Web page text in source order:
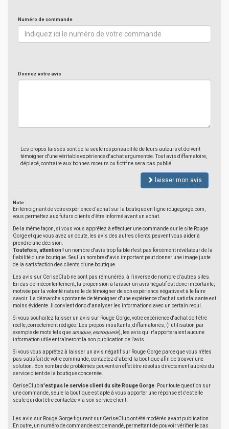
Numéro de commande
Donnez votre avis
Les propos laissés sont de la seule responsabilité de leurs auteurs et doivent
témoigner d'une véritable expérience d'achat argumentée. Tout avis diffamatoire,
déplacé, contraire aux bonnes moeurs ou fictif ne sera pas publié
laisser mon avis
Note :
En témoignant de votre expérience d'achat sur la boutique en ligne rougegorge.com,
vous permettez aux futurs clients d'être informé avant un achat.
De la même façon, si vous vous apprêtez à effectuer une commande sur le site Rouge
Gorge et que vous avez un doute, les avis des autres clients peuvent vous aider à
prendre une décision.
Toutefois, attention ! un nombre d'avis trop faible n'est pas forcément révélateur de la
fiabilité d'une boutique. Seul un nombre d'avis important peut donner une image juste
de la satisfaction des clients d'une boutique.
Les avis sur CeriseClub ne sont pas rémunérés, à l'inverse de nombre d'autres sites.
En cas de mécontentement, la propension à laisser un avis négatif est donc importante,
motivée par la volonté naturelle de témoigner de son expérience négative et à le faire
savoir. La démarche spontanée de témoigner d'une expérience d'achat satisfaisante est
moins évidente. Il convient donc d'analyser les informations avec un certain recul.
Si vous souhaitez laisser un avis sur Rouge Gorge, votre expérience d'achat doit être
réelle, correctement rédigée. Les propos insultants, diffamatoires, (l'utilisation par
exemple de mots tels que arnaque, escroquerie), les avis qui n'apporteraient aucune
information utile entraîneront la non publication de l'avis.
Si vous vous apprêtez à laisser un avis négatif sur Rouge Gorge parce que vous n'êtes
pas satisfait de votre commande, contactez d'abord la boutique afin de trouver une
solution. Bon nombre de problèmes peuvent en effet être résolus directement auprès du
service client de la boutique concernée.
CeriseClubn'est pas le service client du site Rouge Gorge . Pour toute question sur
une commande, seule la boutique est apte à vous apporter une réponse et c'est elle
seule qui doit être contactée via son service client.
Les avis sur Rouge Gorge figurant sur CeriseClub ont été modérés avant publication.
En outre, un numéro de commande est demandé, permettant de pouvoir vérifier le cas